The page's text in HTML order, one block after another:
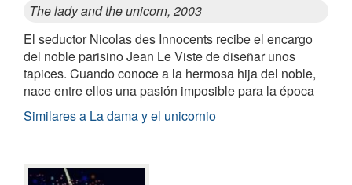
The lady and the unicorn, 2003
El seductor Nicolas des Innocents recibe el encargo
del noble parisino Jean Le Viste de diseñar unos
tapices. Cuando conoce a la hermosa hija del noble,
nace entre ellos una pasión imposible para la época
Similares a La dama y el unicornio